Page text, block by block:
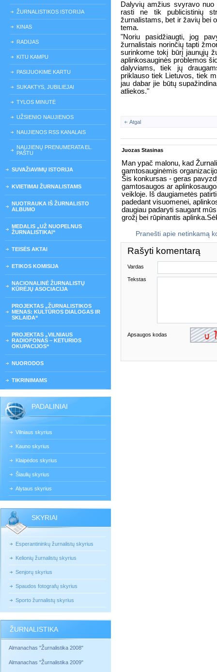
ŽURNALISTIKOS ISTORIJA
KINAS
RADIJAS
KITU KAMPU
PASIJUOKIME KARTU
SUKAKTYS, JUBILIEJAI
TYLOS MINUTĖ
UŽSIENIO NAUJIENOS
NAUJIENOS RSS KANALAIS
NAUJIENŲ PRENUMERATA EL.
PAŠTU
SUVAŽIAVIMŲ ISTORIJA
KVIETIMAI ŽURNALISTAMS
NUOTRAUKA IŠ ŽURNALISTO
ALBUMO
MEDALIS „UŽ NUOPELNUS
ŽURNALISTIKAI“
TEISĖS AKTAI
ETIKOS KOMISIJA
NACIONALINĖ ŽURNALISTŲ
KŪRĖJŲ ASOCIACIJA
PROJEKTAS „ŽURNALISTIKOS
MENAS: KULTŪROS DIALOGAS IR
SKLAIDA“
PROJEKTAS „VILNIAUS
RADIOFONAS – KETURIOS
OKUPACIJOS“
NUORODOS
TIKRINIMAMS
PADALINIAI
Vilniaus skyrius
Kauno skyrius
Klaipėdos skyrius
Šiaulių skyrius
Alytaus skyrius
SKYRIAI
Esperantininkų žurnalistų skyrius
Kelionių žurnalistų skyrius
Senjorų skyrius
Spaudos fotografų skyrius
Sporto žurnalistų skyrius
ŽURNALISTIKA
Almanachas "Žurnalistika 2008"
Almanachas "Žurnalistika 2009"
Dalyvių amžius svyravo
rasti ne tik publicistinių
žurnalistams, bet ir žavių bei
tema.
"Noriu pasidžiaugti, jog
žurnalistais norinčių tapti
surinkome tokį būrį jaunųjų
aplinkosauginės problemos
dalyviams, tiek jų
priklauso tiek Lietuvos, tiek
jau dabar jie būtų
atliekos."
Atgal
Juozas Stasinas
Man ypač malonu, kad
gamtosauginėmis
Šis konkursas - geras
gamtosaugos ar
veikloje. Iš daugiametės
padedant visuomenei,
daugiau padaryti saugant
grožį bei rūpinantis
Pranešti apie netinkamą
Rašyti komentarą
Vardas
Tekstas
Apsaugos kodas